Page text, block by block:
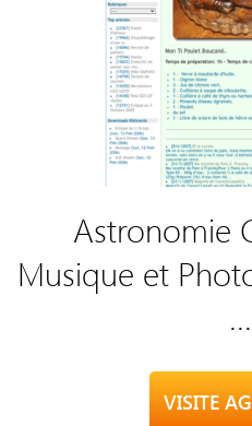
Astronomie
Musique et
VISITE